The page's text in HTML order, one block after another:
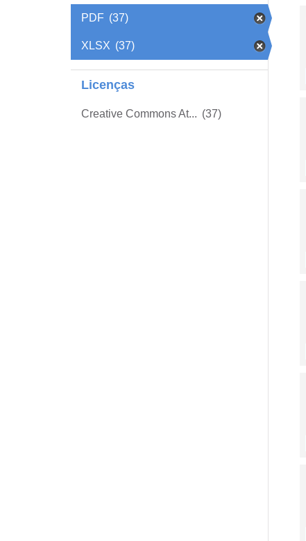
PDF (37)
XLSX (37)
Licenças
Creative Commons At... (37)